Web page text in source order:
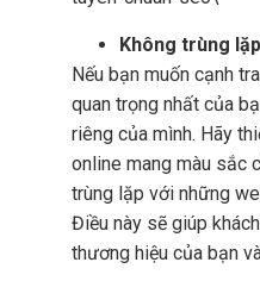
Không trùng
Nếu bạn muốn cạnh
quan trọng nhất của
riêng của mình. Hãy
online mang màu sắc
trùng lặp với những
Điều này sẽ giúp
thương hiệu của bạn